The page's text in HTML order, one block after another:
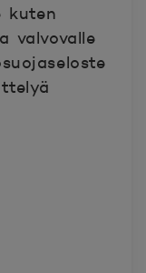
kuten
valvovalle